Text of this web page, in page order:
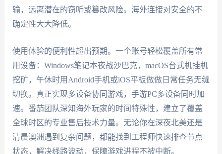
输，远离潜在的窃听或篡改风险。海外连接对安全的不
确定性大大降低。
使用体验的便利性超出预期。一个账号轻松覆盖所有常
用设备：Windows笔记本夜战沙巴克，macOS台式机挂机
挖矿，午休时用Android手机或iOS平板做做日常任务无缝
切换。真正实现多设备协同游戏，手游PC多设备同时加
速。番茄团队深知海外玩家的时间特殊性，建立了覆盖
全球时区的专业售后技术力量。无论你在深夜北美还是
清晨澳洲遇到复杂问题，都能找到工程师快速排查节点
状态，解决线路波动，保障游戏进程不被中断。